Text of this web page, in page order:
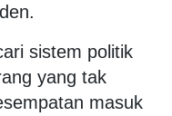
sistem politik
yang tak
masuk